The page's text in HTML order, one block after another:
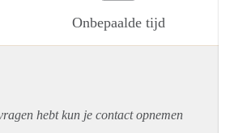
Onbepaalde tijd
hebt kun je contact opnemen